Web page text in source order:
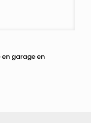
garage en